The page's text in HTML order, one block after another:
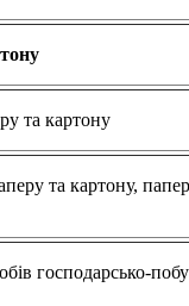
та картону
та картону,
господарсько-